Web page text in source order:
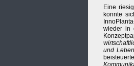
Eine
konnte
wieder in
und